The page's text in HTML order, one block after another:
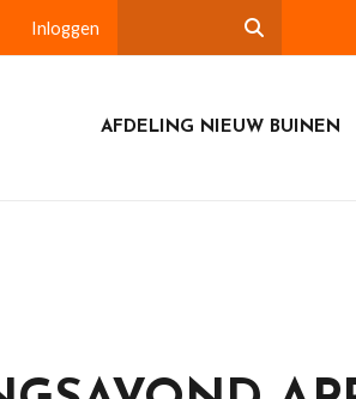
Inloggen
AFDELING NIEUW BUINEN